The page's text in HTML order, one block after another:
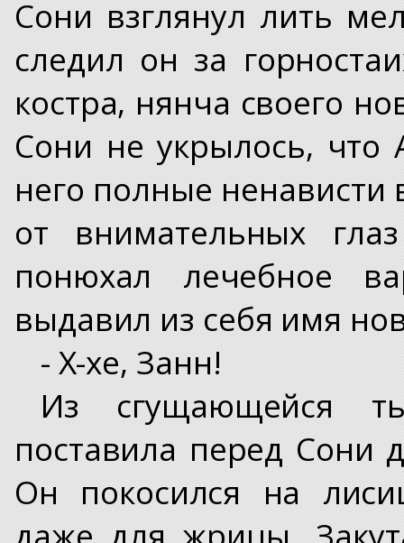
Сони взглянул лить
следил он за
костра, нянча своего
Сони не укрылось, что
него полные ненависти
от внимательных
понюхал лечебное
выдавил из себя имя
- Х-хе, Занн!
Из сгущающейся
поставила перед
Он покосился на